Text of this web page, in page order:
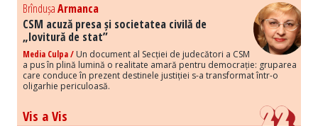
BrîndușaArmanca
CSM acuză presa și societatea civilă de
„lovitură de stat”
Media Culpa / Un document al Secției de judecători a CSM
a pus în plină lumină o realitate amară pentru democrație: gruparea
care conduce în prezent destinele justiției s-a transformat într-o
oligarhie periculoasă.
Vis a Vis